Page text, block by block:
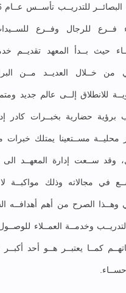
فــرع للرجال وفــرع
حيث بــدأ المعهد تقديــم
من خــلال العديــد مــن
للانطلاق إلــى عالم جديد
برؤية حضارية بخبــرات كادر
محليــة مســتعينا يمتلك
وقد ســعت إدارة المعهــد الى
في مجالاته وذلك مواكبــة
وهــذا الصرح من أهم أهدافــه
وخدمــة العمــلاء
كمــا يعتبــر هــو أحد